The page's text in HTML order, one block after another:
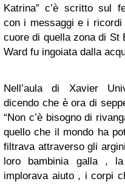
Katrina” c’è scritto sul
con i messaggi e i ricordi
cuore di quella zona di St
Ward fu ingoiata dalla
Nell’aula di Xavier
dicendo che è ora di
“Non c’è bisogno di
quello che il mondo ha
filtrava attraverso gli
loro bambinia galla ,
implorava aiuto , i corpi